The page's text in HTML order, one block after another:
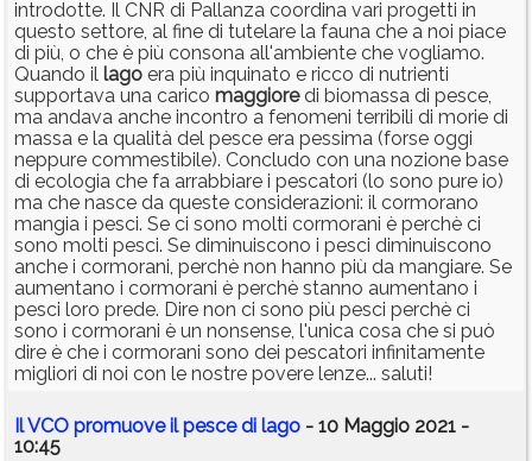
introdotte. Il CNR di Pallanza coordina vari progetti in
questo settore, al fine di tutelare la fauna che a noi piace
di più, o che è più consona all'ambiente che vogliamo.
Quando il lago era più inquinato e ricco di nutrienti
supportava una carico maggioredi biomassa di pesce,
ma andava anche incontro a fenomeni terribili di morie di
massa e la qualità del pesce era pessima (forse oggi
neppure commestibile). Concludo con una nozione base
di ecologia che fa arrabbiare i pescatori (lo sono pure io)
ma che nasce da queste considerazioni: il cormorano
mangia i pesci. Se ci sono molti cormorani è perchè ci
sono molti pesci. Se diminuiscono i pesci diminuiscono
anche i cormorani, perchè non hanno più da mangiare. Se
aumentano i cormorani è perchè stanno aumentano i
pesci loro prede. Dire non ci sono più pesci perchè ci
sono i cormorani è un nonsense, l'unica cosa che si può
dire è che i cormorani sono dei pescatori infinitamente
migliori di noi con le nostre povere lenze... saluti!
Il VCO promuove il pesce di lago - 10 Maggio 2021 -
10:45